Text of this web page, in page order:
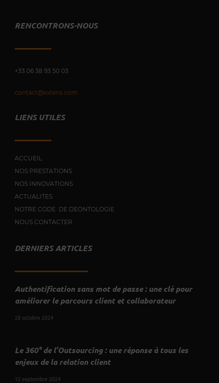
RENCONTRONS-NOUS
+33 06 38 93 50 03
contact@extens.com
LIENS UTILES
ACCUEIL
NOS PRESTATIONS
NOS INNOVATIONS
ACTUALITES
NOTRE CODE DE DEONTOLOGIE
NOUS CONTACTER
DERNIERS ARTICLES
Authentification sans mot de passe : une clé pour
améliorer le parcours client et collaborateur
28 octobre 2024
Le 360° de l’Outsourcing : une réponse à tous les
enjeux de la relation client
12 septembre 2024